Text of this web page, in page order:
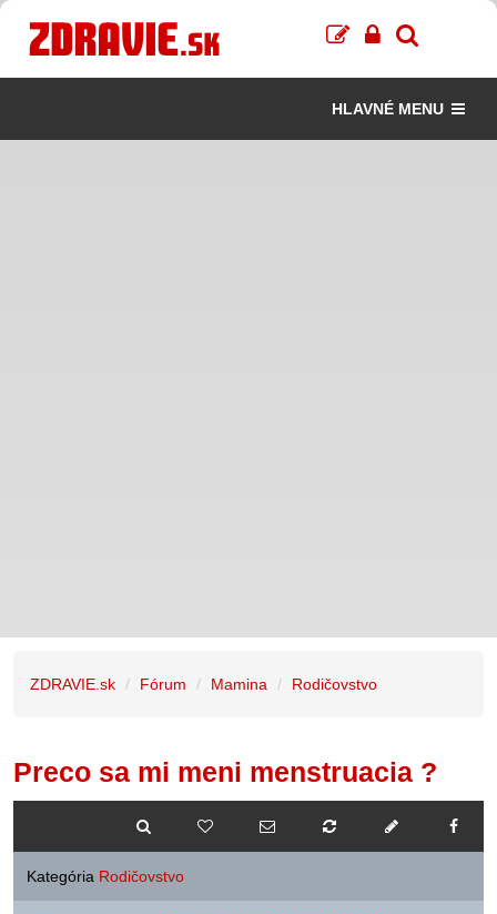
HLAVNÉ MENU
ZDRAVIE.sk Fórum Mamina Rodičovstvo
Preco sa mi meni menstruacia ?
Kategória Rodičovstvo